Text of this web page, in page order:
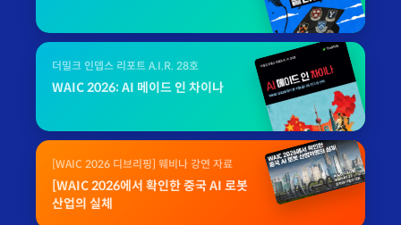
더밀크 인뎁스 리포트 A.I.R. 28호
WAIC 2026: AI 메이드 인 차이나
[WAIC 2026 디브리핑] 웨비나 강연 자료
[WAIC 2026에서 확인한 중국 AI 로봇
산업의 실체